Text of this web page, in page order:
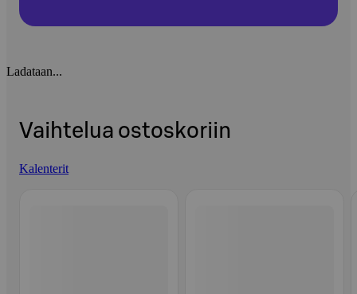
Ladataan...
Vaihtelua ostoskoriin
Kalenterit